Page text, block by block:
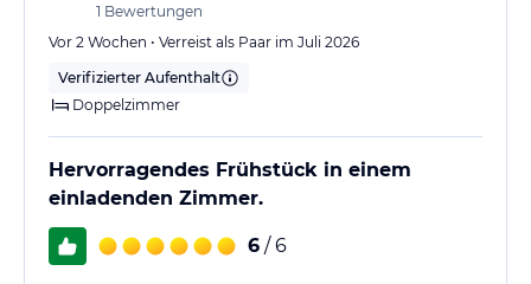
1 Bewertungen
Vor 2 Wochen • Verreist als Paar im Juli 2026
Verifizierter Aufenthalt
Doppelzimmer
Hervorragendes Frühstück in einem
einladenden Zimmer.
6 / 6